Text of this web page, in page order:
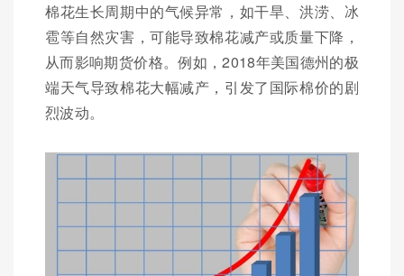
棉花生长周期中的气候异常，如干旱、洪涝、冰
雹等自然灾害，可能导致棉花减产或质量下降，
从而影响期货价格。例如，2018年美国德州的极
端天气导致棉花大幅减产，引发了国际棉价的剧
烈波动。